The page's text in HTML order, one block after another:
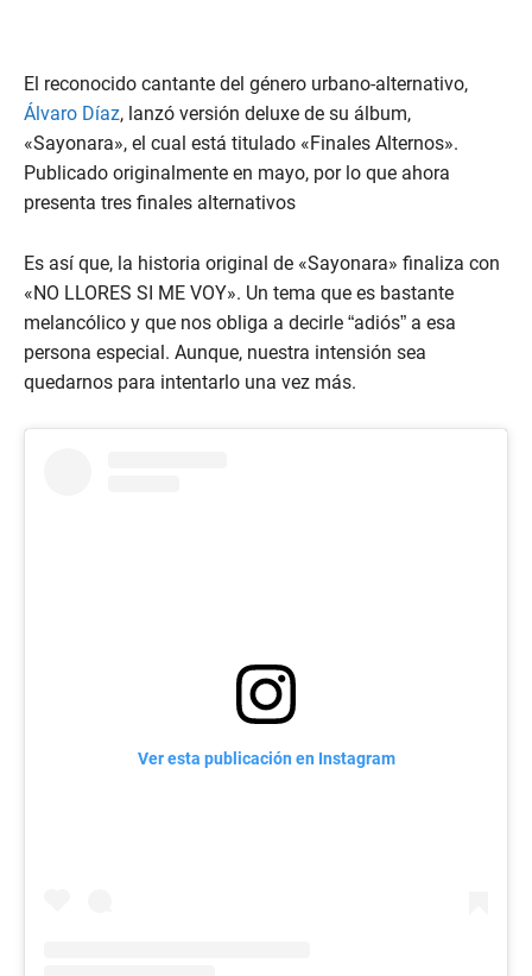
El reconocido cantante del género urbano-alternativo,
Álvaro Díaz, lanzó versión deluxe de su álbum,
«Sayonara», el cual está titulado «Finales Alternos».
Publicado originalmente en mayo, por lo que ahora
presenta tres finales alternativos
Es así que, la historia original de «Sayonara» finaliza con
«NO LLORES SI ME VOY». Un tema que es bastante
melancólico y que nos obliga a decirle “adiós” a esa
persona especial. Aunque, nuestra intensión sea
quedarnos para intentarlo una vez más.
Ver esta publicación en Instagram